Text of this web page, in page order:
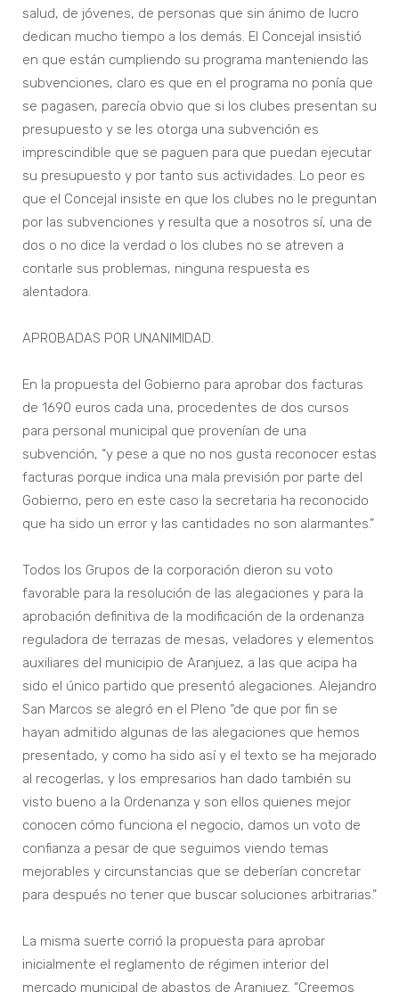
salud, de jóvenes, de personas que sin ánimo de lucro
dedican mucho tiempo a los demás. El Concejal insistió
en que están cumpliendo su programa manteniendo las
subvenciones, claro es que en el programa no ponía que
se pagasen, parecía obvio que si los clubes presentan su
presupuesto y se les otorga una subvención es
imprescindible que se paguen para que puedan ejecutar
su presupuesto y por tanto sus actividades. Lo peor es
que el Concejal insiste en que los clubes no le preguntan
por las subvenciones y resulta que a nosotros sí, una de
dos o no dice la verdad o los clubes no se atreven a
contarle sus problemas, ninguna respuesta es
alentadora.
APROBADAS POR UNANIMIDAD.
En la propuesta del Gobierno para aprobar dos facturas
de 1690 euros cada una, procedentes de dos cursos
para personal municipal que provenían de una
subvención, “y pese a que no nos gusta reconocer estas
facturas porque indica una mala previsión por parte del
Gobierno, pero en este caso la secretaria ha reconocido
que ha sido un error y las cantidades no son alarmantes.”
Todos los Grupos de la corporación dieron su voto
favorable para la resolución de las alegaciones y para la
aprobación definitiva de la modificación de la ordenanza
reguladora de terrazas de mesas, veladores y elementos
auxiliares del municipio de Aranjuez, a las que acipa ha
sido el único partido que presentó alegaciones. Alejandro
San Marcos se alegró en el Pleno “de que por fin se
hayan admitido algunas de las alegaciones que hemos
presentado, y como ha sido así y el texto se ha mejorado
al recogerlas, y los empresarios han dado también su
visto bueno a la Ordenanza y son ellos quienes mejor
conocen cómo funciona el negocio, damos un voto de
confianza a pesar de que seguimos viendo temas
mejorables y circunstancias que se deberían concretar
para después no tener que buscar soluciones arbitrarias.”
La misma suerte corrió la propuesta para aprobar
inicialmente el reglamento de régimen interior del
mercado municipal de abastos de Aranjuez. “Creemos